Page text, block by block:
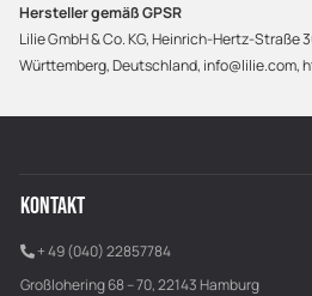
Hersteller gemäß GPSR
Lilie GmbH & Co. KG, Heinrich-Hertz-Straße
Württemberg, Deutschland, info@lilie.com,
KONTAKT
+ 49 (040) 22857784
Großlohering 68 – 70, 22143 Hamburg